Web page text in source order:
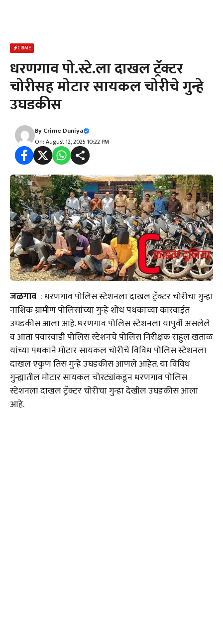
CRIME
धरणगाव पो.स्टे.ला दाखल ट्रॅक्टर
चोरीसह मोटार सायकल चोरीचे गुन्हे
उघडकीस
ByCrime Duniya
On: August 12, 2025 10:22 PM
जळगाव : धरणगाव पोलिस स्टेशनला दाखल ट्रॅक्टर चोरीचा गुन्हा
नाशिक ग्रामीण पोलिसांच्या गुन्हे शोध पथकाच्या कारवाईत
उघडकीस आला आहे. धरणगाव पोलिस स्टेशनला यापुर्वी असलेले
व आता पवारवाडी पोलिस स्टेशनचे पोलिस निरीक्षक राहुल खताळ
यांच्या पथकाने मोटार सायकल चोरीचे विविध पोलिस स्टेशनला
दाखल एकुण तिस गुन्हे उघडकीस आणले आहेत. या विविध
गुन्ह्यातील मोटार सायकल चोरट्यांकडून धरणगाव पोलिस
स्टेशनला दाखल ट्रॅक्टर चोरीचा गुन्हा देखील उघडकीस आला
आहे.